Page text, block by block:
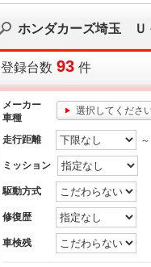
ホンダカーズ埼玉 Ｕ
登録台数 93 件
メーカー
車種
選択してくださ
走行距離 ～
ミッション
駆動方式
修復歴
車検残